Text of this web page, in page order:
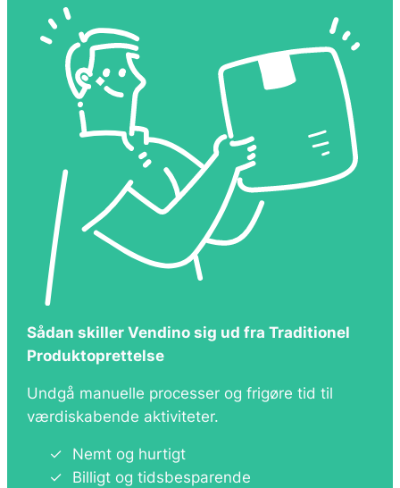
Sådan skiller Vendino sig ud fra Traditionel
Produktoprettelse
Undgå manuelle processer og frigøre tid til
værdiskabende aktiviteter.
Nemt og hurtigt
Billigt og tidsbesparende